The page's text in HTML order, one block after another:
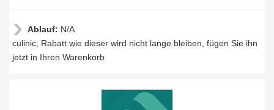
Ablauf: N/A
culinic, Rabatt wie dieser wird nicht lange bleiben, fügen Sie ihn
jetzt in Ihren Warenkorb